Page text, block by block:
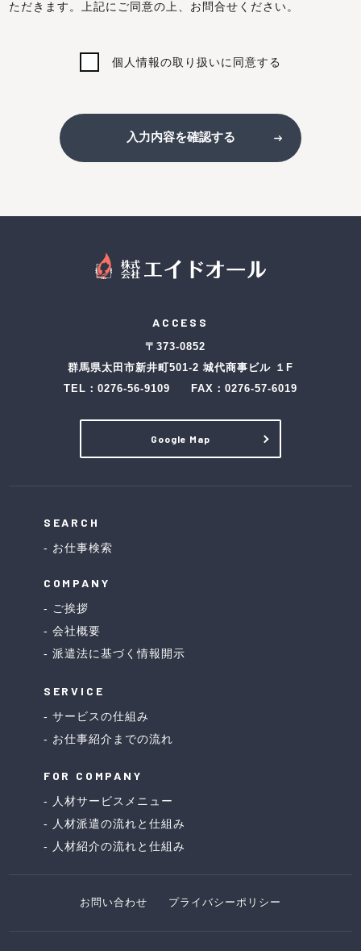
ただきます。上記にご同意の上、お問合せください。
個人情報の取り扱いに同意する
入力内容を確認する
ACCESS
〒373-0852
群馬県太田市新井町501-2 城代商事ビル １F
TEL： 0276-56-9109 FAX：0276-57-6019
Google Map
SEARCH
お仕事検索
COMPANY
ご挨拶
会社概要
派遣法に基づく情報開示
SERVICE
サービスの仕組み
お仕事紹介までの流れ
FOR COMPANY
人材サービスメニュー
人材派遣の流れと仕組み
人材紹介の流れと仕組み
お問い合わせ プライバシーポリシー